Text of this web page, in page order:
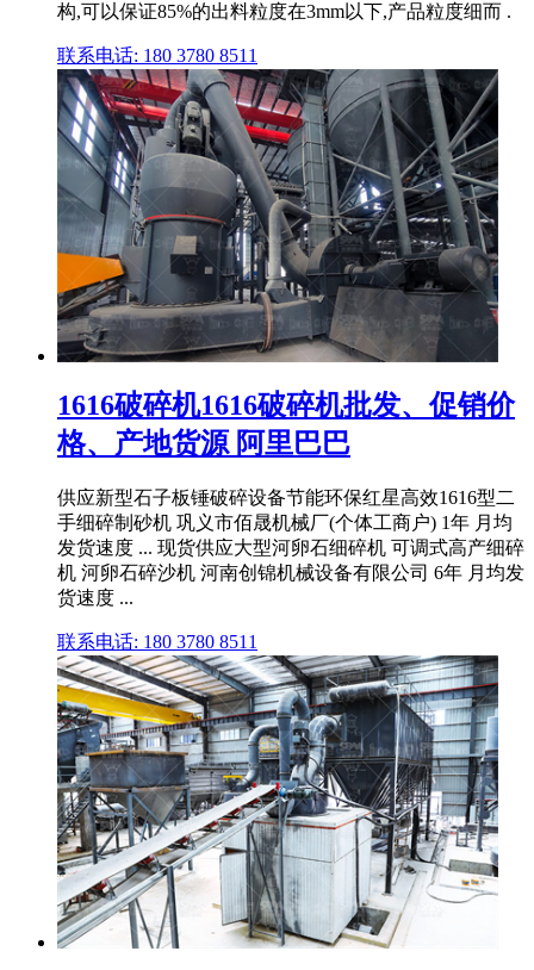
构,可以保证85%的出料粒度在3mm以下,产品粒度细而 .
联系电话: 180 3780 8511
1616破碎机1616破碎机批发、促销价
格、产地货源 阿里巴巴
供应新型石子板锤破碎设备节能环保红星高效1616型二
手细碎制砂机 巩义市佰晟机械厂(个体工商户) 1年 月均
发货速度 ... 现货供应大型河卵石细碎机 可调式高产细碎
机 河卵石碎沙机 河南创锦机械设备有限公司 6年 月均发
货速度 ...
联系电话: 180 3780 8511